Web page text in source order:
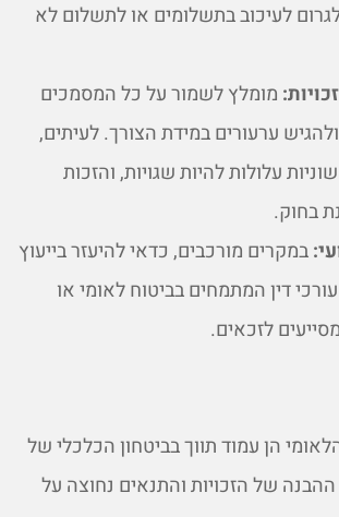
לעיכוב בתשלומים או לתשלום לא
מומלץ לשמור על כל המסמכים
ולהגיש ערעורים במידת הצורך. לעיתים,
עלולות להיות שגויות, והזכות
בחוק.
במקרים מורכבים, כדאי להיעזר בייעוץ
דין המתמחים בביטוח לאומי או
לזכאים.
הן עמוד תווך בביטחון הכלכלי של
ההבנה של הזכויות והתנאים נחוצה על